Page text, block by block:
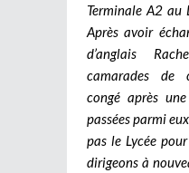
Terminale A2 au
Après avoir
d’anglais
camarades de
congé après
passées parmi
pas le Lycée
dirigeons à